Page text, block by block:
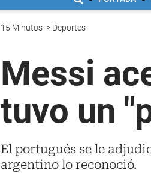
15 Minutos > Deportes
Messi
tuvo un
El portugués se le
argentino lo reconoció.